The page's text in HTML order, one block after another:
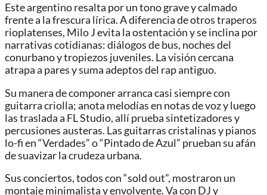
Este argentino resalta por un tono grave y calmado
frente a la frescura lírica. A diferencia de otros traperos
rioplatenses, Milo J evita la ostentación y se inclina por
narrativas cotidianas: diálogos de bus, noches del
conurbano y tropiezos juveniles. La visión cercana
atrapa a pares y suma adeptos del rap antiguo.
Su manera de componer arranca casi siempre con
guitarra criolla; anota melodías en notas de voz y luego
las traslada a FL Studio, allí prueba sintetizadores y
percusiones austeras. Las guitarras cristalinas y pianos
lo-fi en “Verdades” o “Pintado de Azul” prueban su afán
de suavizar la crudeza urbana.
Sus conciertos, todos con “sold out”, mostraron un
montaje minimalista y envolvente. Va con DJ y